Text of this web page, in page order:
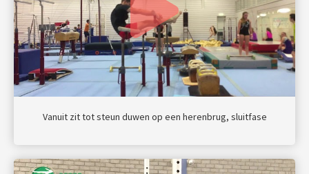
Vanuit zit tot steun duwen op een herenbrug, sluitfase